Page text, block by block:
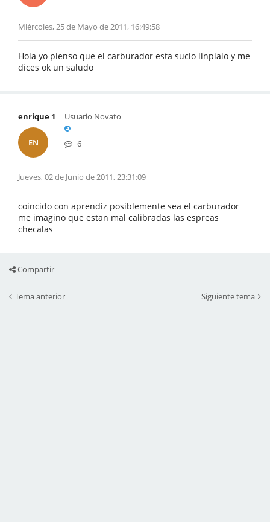
Miércoles, 25 de Mayo de 2011, 16:49:58
Hola yo pienso que el carburador esta sucio linpialo y me
dices ok un saludo
enrique 1
EN
Usuario Novato
6
Jueves, 02 de Junio de 2011, 23:31:09
coincido con aprendiz posiblemente sea el carburador
me imagino que estan mal calibradas las espreas
checalas
Compartir
Tema anterior Siguiente tema